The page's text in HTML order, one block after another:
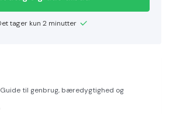
tager kun 2 minutter
til genbrug, bæredygtighed og